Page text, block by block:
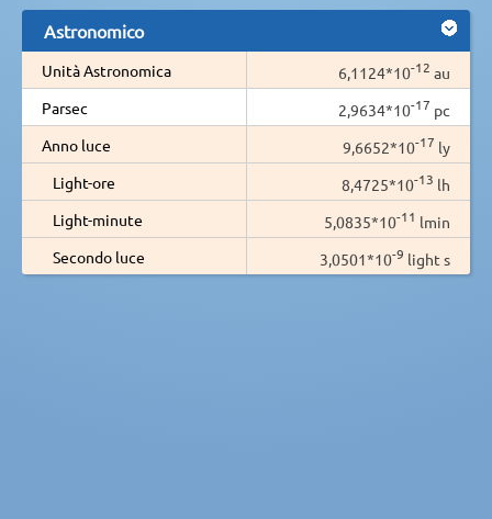
Astronomico
Unità Astronomica 6,1124*10-12 au
Parsec
2,9634*10-17 pc
Anno luce
9,6652*10-17 ly
Light-ore
8,4725*10-13 lh
Light-minute
5,0835*10-11 lmin
Secondo luce
3,0501*10-9 light s